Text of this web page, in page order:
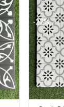
-22%